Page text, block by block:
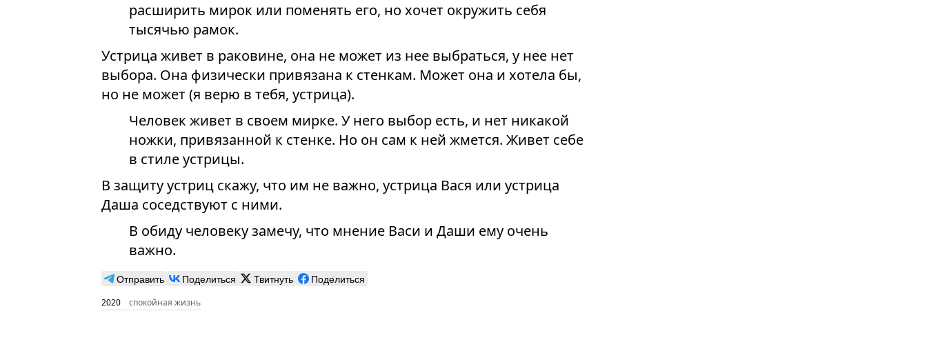
расширить мирок или поменять его, но хочет окружить себя
тысячью рамок.
Устрица живет в раковине, она не может из нее выбраться, у нее нет
выбора. Она физически привязана к стенкам. Может она и хотела бы,
но не может (я верю в тебя, устрица).
Человек живет в своем мирке. У него выбор есть, и нет никакой
ножки, привязанной к стенке. Но он сам к ней жмется. Живет себе
в стиле устрицы.
В защиту устриц скажу, что им не важно, устрица Вася или устрица
Даша соседствуют с ними.
В обиду человеку замечу, что мнение Васи и Даши ему очень
важно.
Отправить Поделиться Твитнуть Поделиться
2020 спокойная жизнь